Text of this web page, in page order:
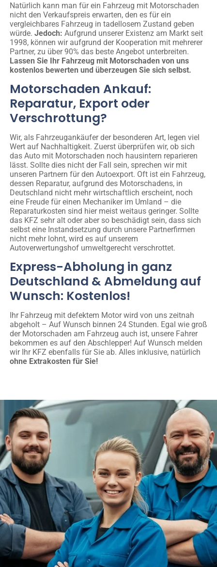
Natürlich kann man für ein Fahrzeug mit Motorschaden
nicht den Verkaufspreis erwarten, den es für ein
vergleichbares Fahrzeug in tadellosem Zustand geben
würde. Jedoch: Aufgrund unserer Existenz am Markt seit
1998, können wir aufgrund der Kooperation mit mehrerer
Partner, zu über 90% das beste Angebot unterbreiten.
Lassen Sie Ihr Fahrzeug mit Motorschaden von uns
kostenlos bewerten und überzeugen Sie sich selbst.
Motorschaden Ankauf:
Reparatur, Export oder
Verschrottung?
Wir, als Fahrzeugankäufer der besonderen Art, legen viel
Wert auf Nachhaltigkeit. Zuerst überprüfen wir, ob sich
das Auto mit Motorschaden noch hausintern reparieren
lässt. Sollte dies nicht der Fall sein, sprechen wir mit
unseren Partnern für den Autoexport. Oft ist ein Fahrzeug,
dessen Reparatur, aufgrund des Motorschadens, in
Deutschland nicht mehr wirtschaftlich erscheint, noch
eine Freude für einen Mechaniker im Umland – die
Reparaturkosten sind hier meist weitaus geringer. Sollte
das KFZ sehr alt oder aber so beschädigt sein, dass sich
selbst eine Instandsetzung durch unsere Partnerfirmen
nicht mehr lohnt, wird es auf unserem
Autoverwertungshof umweltgerecht verschrottet.
Express-Abholung in ganz
Deutschland & Abmeldung auf
Wunsch: Kostenlos!
Ihr Fahrzeug mit defektem Motor wird von uns zeitnah
abgeholt – Auf Wunsch binnen 24 Stunden. Egal wie groß
der Motorschaden am Fahrzeug auch ist, unsere Fahrer
bekommen es auf den Abschlepper! Auf Wunsch melden
wir Ihr KFZ ebenfalls für Sie ab. Alles inklusive, natürlich
ohne Extrakosten für Sie!